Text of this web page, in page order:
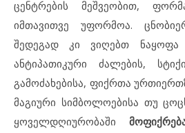
ცენტრების მეშვეობით,
იმთავითვე უფორმოა.
შედეგად კი ვიღებთ
ანტიპათიკური ძალების,
გამოძახებისა, ფიქრთა
მაგიური სიმბოლოებისა თუ
ყოველდღიურობაში